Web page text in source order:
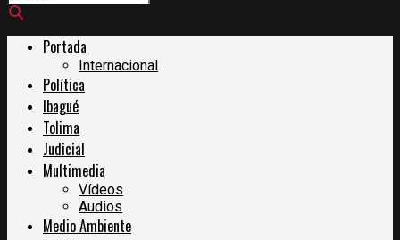
Portada
Internacional
Política
Ibagué
Tolima
Judicial
Multimedia
Vídeos
Audios
Medio Ambiente